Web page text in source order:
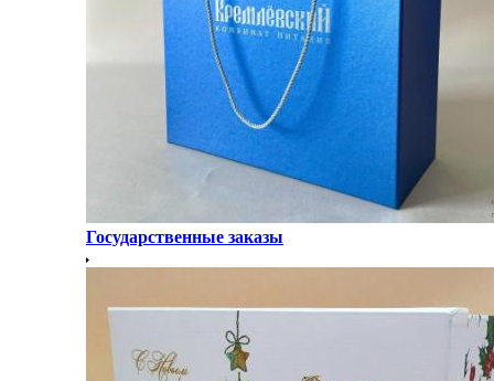
Государственные заказы